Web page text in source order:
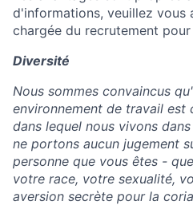
d'informations, veuillez vous
chargée du recrutement
Diversité
Nous sommes convaincus
environnement de travail est
dans lequel nous vivons
ne portons aucun jugement
personne que vous êtes -
votre race, votre sexualité,
aversion secrète pour la